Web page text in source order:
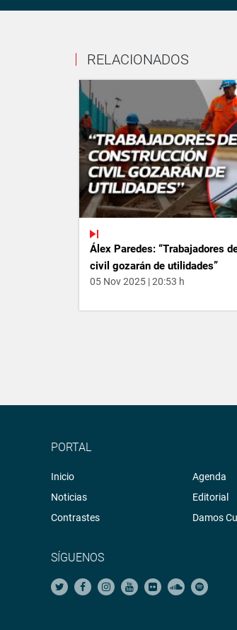
RELACIONADOS
Álex Paredes: “Trabajadores
civil gozarán de utilidades”
05 Nov 2025 | 20:53 h
PORTAL
Inicio
Noticias
Contrastes
Agenda
Editorial
Damos
SÍGUENOS